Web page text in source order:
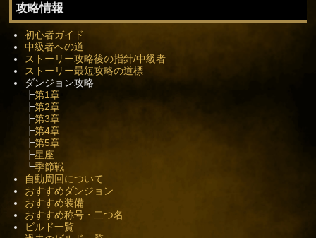
攻略情報
初心者ガイド
中級者への道
ストーリー攻略後の指針/中級者
ストーリー最短攻略の道標
ダンジョン攻略
┣第1章
┣第2章
┣第3章
┣第4章
┣第5章
┣星座
┗季節戦
自動周回について
おすすめダンジョン
おすすめ装備
おすすめ称号・二つ名
ビルド一覧